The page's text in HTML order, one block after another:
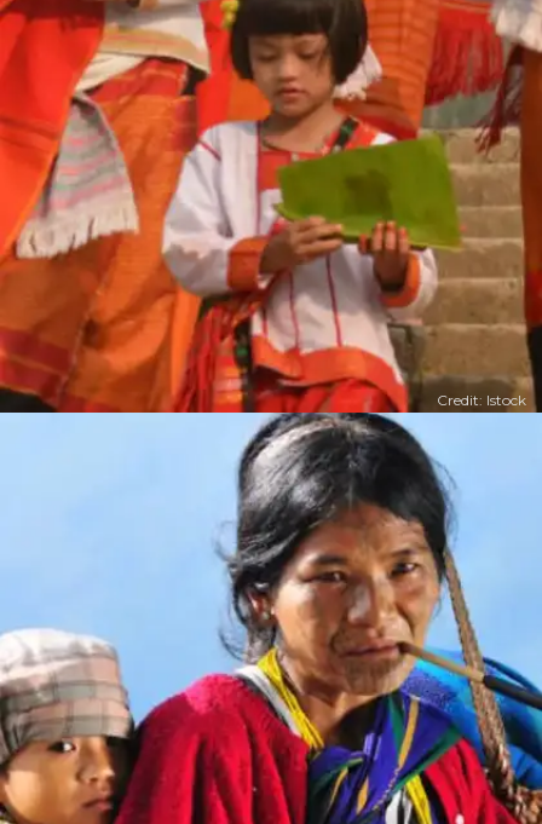
​​इतना ही नहीं घर की महिलाएं ही पारिवारिक संपत्ति की
उत्तराधिकारी होती है।​
Credit: Istock